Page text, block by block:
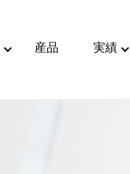
産品 実績